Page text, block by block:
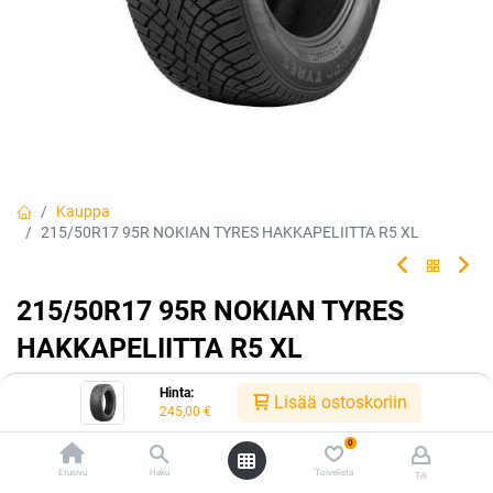
Hinta:
245,00 € Lisää ostoskoriin
Etusivu Haku
0
Toivelista Tili
Kauppa
215/50R17 95R NOKIAN TYRES HAKKAPELIITTA R5 XL
215/50R17 95R NOKIAN TYRES
HAKKAPELIITTA R5 XL
6419440489308 Tuotekoodi:225477
245,00€/ kpl
Saatavilla